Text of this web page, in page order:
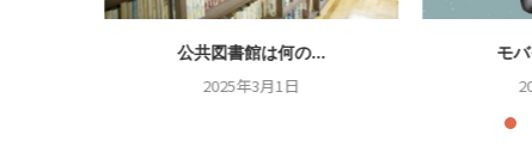
公共図書館は何の...
2025年3月1日
モ